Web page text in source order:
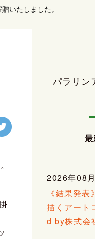
いたしました。
パラリン
2026年08
《結果発
描くアー
d by株式会